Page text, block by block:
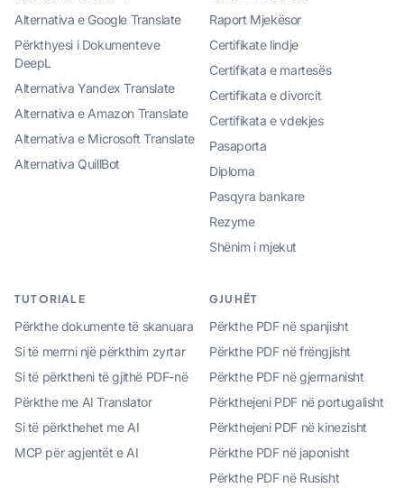
Alternativa e Google Translate
Përkthyesi i Dokumenteve
DeepL
Alternativa Yandex Translate
Alternativa e Amazon Translate
Alternativa e Microsoft Translate
Alternativa QuillBot
Raport Mjekësor
Certifikate lindje
Certifikata e martesës
Certifikata e divorcit
Certifikata e vdekjes
Pasaporta
Diploma
Pasqyra bankare
Rezyme
Shënim i mjekut
TUTORIALE
Përkthe dokumente të skanuara
Si të merrni një përkthim zyrtar
Si të përktheni të gjithë PDF-në
Përkthe me AI Translator
Si të përkthehet me AI
MCP për agjentët e AI
GJUHËT
Përkthe PDF në spanjisht
Përkthe PDF në frëngjisht
Përkthe PDF në gjermanisht
Përkthejeni PDF në portugalisht
Përkthejeni PDF në kinezisht
Përkthe PDF në japonisht
Përkthe PDF në Rusisht